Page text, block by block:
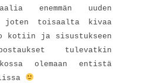
enemmän uuden
joten toisaalta kivaa
kotiin ja sisustukseen
tulevatkin
olemaan entistä